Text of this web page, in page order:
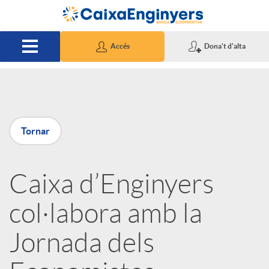
Salta al contingut principal
Accés Dona't d'alta
P
u
b
l
Tornar
Caixa d’Enginyers
col·labora amb la
Jornada dels